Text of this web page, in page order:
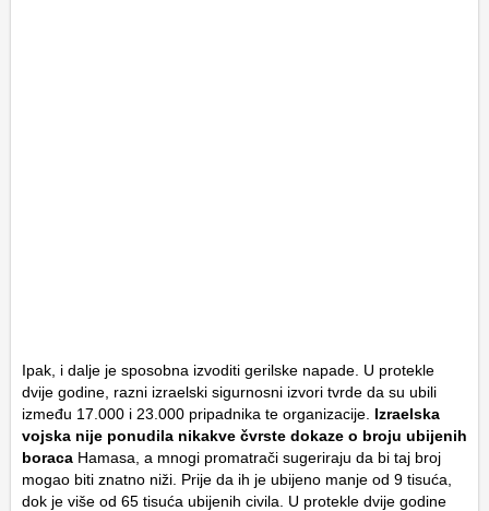
Ipak, i dalje je sposobna izvoditi gerilske napade. U protekle
dvije godine, razni izraelski sigurnosni izvori tvrde da su ubili
između 17.000 i 23.000 pripadnika te organizacije. Izraelska
vojska nije ponudila nikakve čvrste dokaze o broju ubijenih
boraca Hamasa, a mnogi promatrači sugeriraju da bi taj broj
mogao biti znatno niži. Prije da ih je ubijeno manje od 9 tisuća,
dok je više od 65 tisuća ubijenih civila. U protekle dvije godine